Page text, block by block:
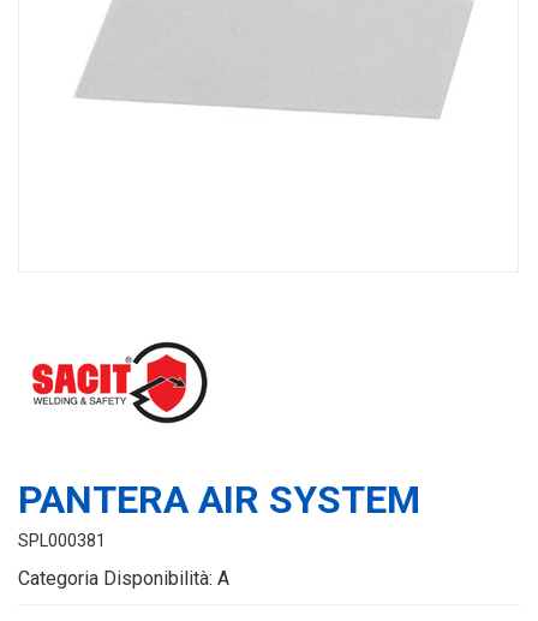
PANTERA AIR SYSTEM
SPL000381
Categoria Disponibilità: A